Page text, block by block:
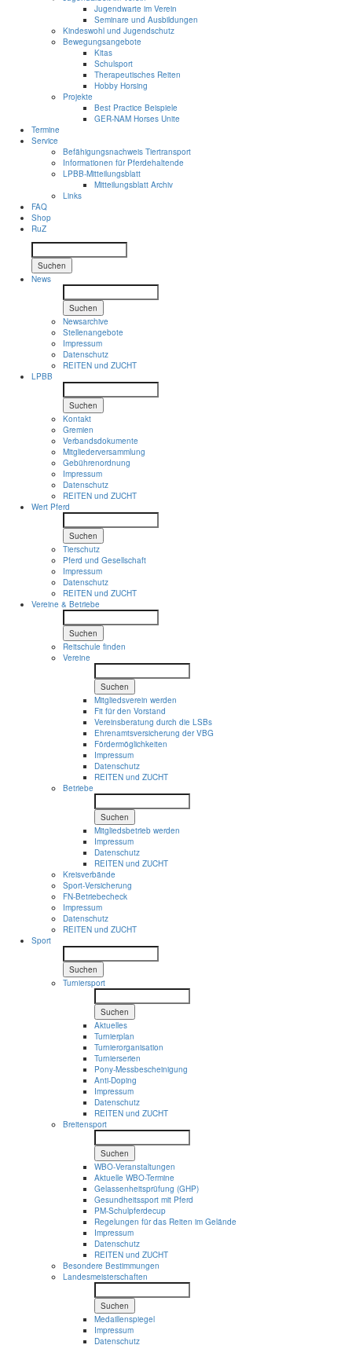
Jugendwarte im Verein
Seminare und Ausbildungen
Kindeswohl und Jugendschutz
Bewegungsangebote
Kitas
Schulsport
Therapeutisches Reiten
Hobby Horsing
Projekte
Best Practice Beispiele
GER-NAM Horses Unite
Termine
Service
Befähigungsnachweis Tiertransport
Informationen für Pferdehaltende
LPBB-Mitteilungsblatt
Mitteilungsblatt Archiv
Links
FAQ
Shop
RuZ
Suchen
News
Suchen
Newsarchive
Stellenangebote
Impressum
Datenschutz
REITEN und ZUCHT
LPBB
Suchen
Kontakt
Gremien
Verbandsdokumente
Mitgliederversammlung
Gebührenordnung
Impressum
Datenschutz
REITEN und ZUCHT
Wert Pferd
Suchen
Tierschutz
Pferd und Gesellschaft
Impressum
Datenschutz
REITEN und ZUCHT
Vereine & Betriebe
Suchen
Reitschule finden
Vereine
Suchen
Mitgliedsverein werden
Fit für den Vorstand
Vereinsberatung durch die LSBs
Ehrenamtsversicherung der VBG
Fördermöglichkeiten
Impressum
Datenschutz
REITEN und ZUCHT
Betriebe
Suchen
Mitgliedsbetrieb werden
Impressum
Datenschutz
REITEN und ZUCHT
Kreisverbände
Sport-Versicherung
FN-Betriebecheck
Impressum
Datenschutz
REITEN und ZUCHT
Sport
Suchen
Turniersport
Suchen
Aktuelles
Turnierplan
Turnierorganisation
Turnierserien
Pony-Messbescheinigung
Anti-Doping
Impressum
Datenschutz
REITEN und ZUCHT
Breitensport
Suchen
WBO-Veranstaltungen
Aktuelle WBO-Termine
Gelassenheitsprüfung (GHP)
Gesundheitssport mit Pferd
PM-Schulpferdecup
Regelungen für das Reiten im Gelände
Impressum
Datenschutz
REITEN und ZUCHT
Besondere Bestimmungen
Landesmeisterschaften
Suchen
Medaillenspiegel
Impressum
Datenschutz